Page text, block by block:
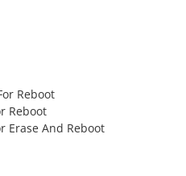
Reboot
Reboot
Erase And Reboot